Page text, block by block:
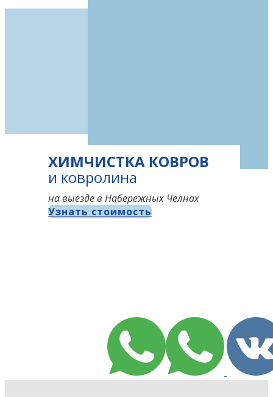
ХИМЧИСТКА КОВРОВ
и ковролина
на выезде в Набережных Челнах
Узнать стоимость